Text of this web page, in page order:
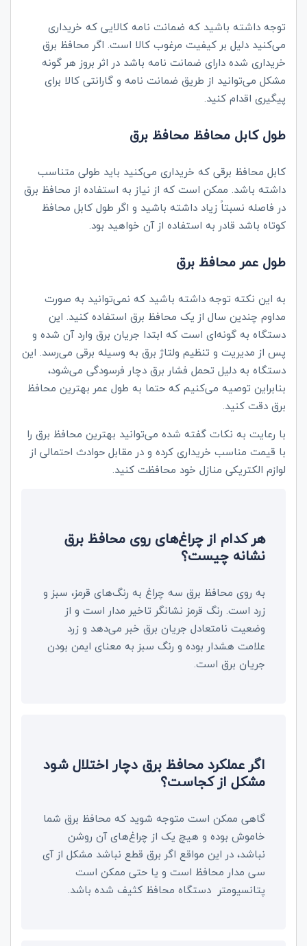
توجه داشته باشید که ضمانت نامه کالایی که خریداری
می‌کنید دلیل بر کیفیت مرغوب کالا است. اگر محافظ برق
خریداری شده دارای ضمانت نامه باشد در اثر بروز هر گونه
مشکل می‌توانید از طریق ضمانت نامه و گارانتی کالا برای
پیگیری اقدام کنید.
طول کابل محافظ محافظ برق
کابل محافظ برقی که خریداری می‌کنید باید طولی متناسب
داشته باشد. ممکن است که از نیاز به استفاده از محافظ برق
در فاصله نسبتاً زیاد داشته باشید و اگر طول کابل محافظ
کوتاه باشد قادر به استفاده از آن خواهید بود.
طول عمر محافظ برق
به این نکته توجه داشته باشید که نمی‌توانید به صورت
مداوم چندین سال از یک محافظ برق استفاده کنید. این
دستگاه به گونه‌ای است که ابتدا جریان برق وارد آن شده و
پس از مدیریت و تنظیم ولتاژ برق به وسیله برقی می‌رسد. این
دستگاه به دلیل تحمل فشار برق دچار فرسودگی می‌شود،
بنابراین توصیه می‌کنیم که حتما به طول عمر بهترین محافظ
برق دقت کنید.
با رعایت به نکات گفته شده می‌توانید بهترین محافظ برق را
با قیمت مناسب خریداری کرده و در مقابل حوادث احتمالی از
لوازم الکتریکی منازل خود محافظت کنید‌.
هر کدام از چراغ‌های روی محافظ برق
نشانه چیست؟
به روی محافظ برق سه چراغ به رنگ‌های قرمز، سبز و
زرد است. رنگ قرمز نشانگر تاخیر مدار است و از
وضعیت نامتعادل جریان برق خبر می‌دهد و زرد
علامت هشدار بوده و رنگ سبز به معنای ایمن بودن
جریان برق است.
اگر عملکرد محافظ برق دچار اختلال شود
مشکل از کجاست؟
گاهی ممکن است متوجه شوید که محافظ برق شما
خاموش بوده و هیچ یک از چراغ‌های آن روشن
نباشد، در این مواقع اگر برق قطع نباشد مشکل از آی
سی مدار محافظ است و یا حتی ممکن است
پتانسیومتر دستگاه محافظ کثیف شده باشد.